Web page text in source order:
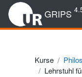
Zum Hauptinhalt
GRIPS
Kurse
Lehrstuhl